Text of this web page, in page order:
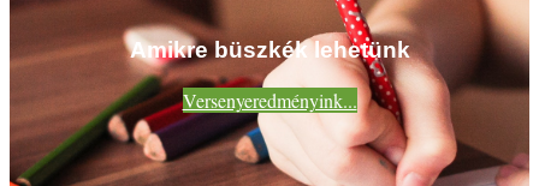
Amikre büszkék lehetünk
Versenyeredményink...